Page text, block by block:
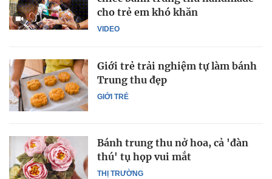
VIDEO
cho trẻ em khó khăn
GIỚI TRẺ
Giới trẻ trải nghiệm tự làm bánh
Trung thu đẹp
THỊ TRƯỜNG
Bánh trung thu nở hoa, cả 'đàn
thú' tụ họp vui mắt